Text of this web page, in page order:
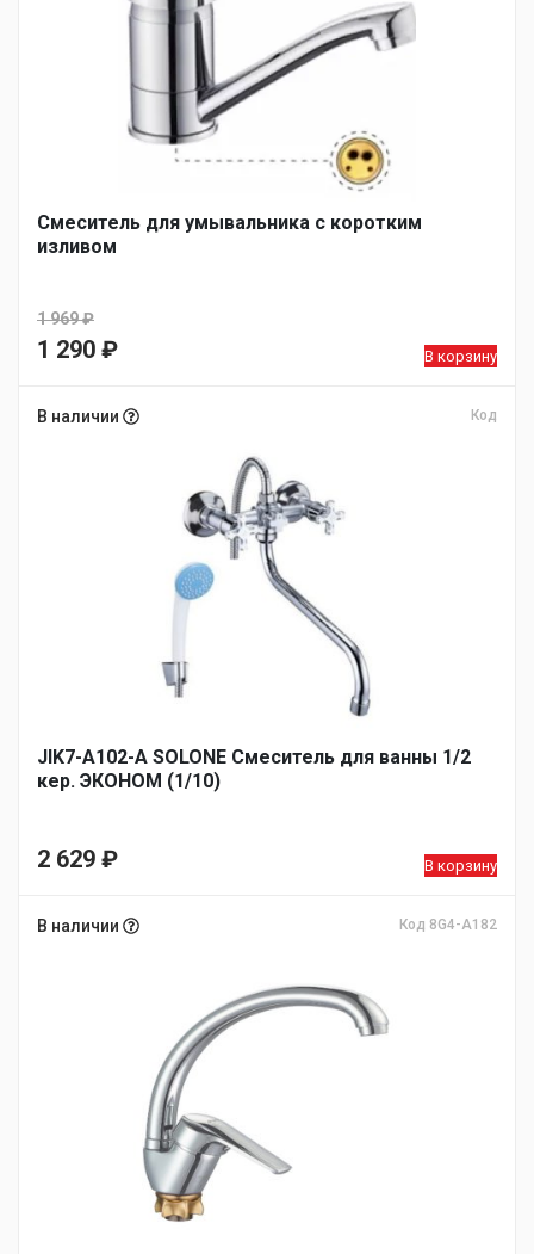
Смеситель для умывальника с коротким
изливом
1 969₽
Первоначальная
составляла
1 290 ₽
цена:
В корзину
В наличии Код
JIK7-A102-А SOLONE Смеситель для ванны 1/2
кер. ЭКОНОМ (1/10)
2 629 ₽ В корзину
В наличии Код 8G4-A182